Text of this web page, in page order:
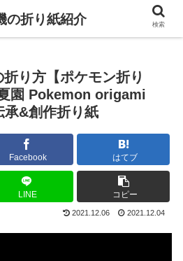
り方【ポケモン折り
園 Pokemon origami
&創作折り紙
Facebook はてブ
LINE コピー
2021.12.06 2021.12.04
の折り紙紹介 検索